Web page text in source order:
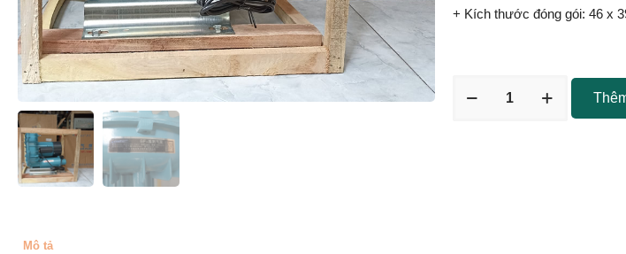
+ Kích thước đóng gói: 46 x
Mô tả